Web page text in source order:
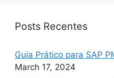
Posts Recentes
Guia Prático para SAP
March 17, 2024